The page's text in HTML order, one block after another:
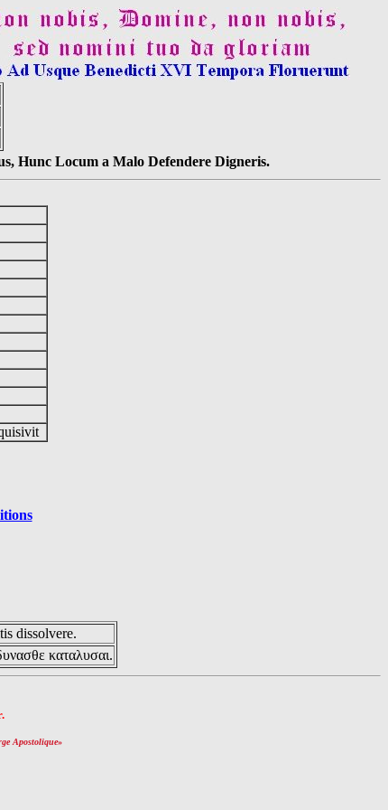
Hunc Locum a Malo Defendere Digneris.
dissolvere.
καταλυσαι.
Apostolique»